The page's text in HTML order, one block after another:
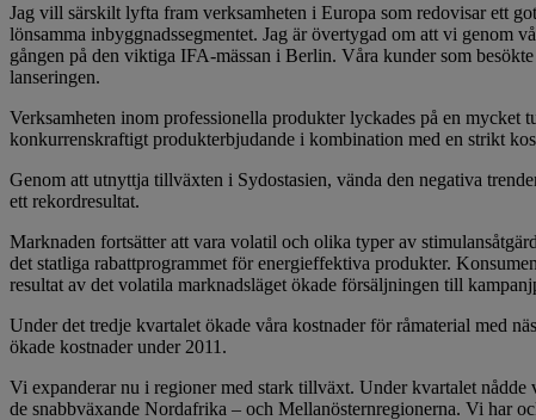
Jag vill särskilt lyfta fram verksamheten i Europa som redovisar ett
lönsamma inbygg­nadssegmentet. Jag är övertygad om att vi genom
gången på den viktiga IFA-mässan i Berlin. Våra kunder som
lanseringen.
Verksamheten inom professionella produkter lyckades på en mycket
konkurrenskraftigt pro­dukterbjudande i kombination med en strikt
Genom att utnyttja tillväxten i Sydostasien, vända den negativa
ett rekordre­sultat.
Marknaden fortsätter att vara volatil och olika typer av
det statliga rabattprogrammet för energieffektiva produkter.
resultat av det volatila mark­nadsläget ökade försäljningen till
Under det tredje kvartalet ökade våra kostnader för råmaterial med
ökade kost­nader under 2011.
Vi expanderar nu i regioner med stark tillväxt. Under kvartalet
de snabb­växande Nordafrika – och Mellanösternregionerna. Vi har